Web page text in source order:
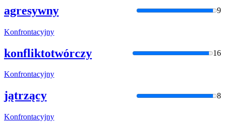
agresywny 9
Konfrontacyjny
konfliktotwórczy 16
Konfrontacyjny
jątrzący 8
Konfrontacyjny